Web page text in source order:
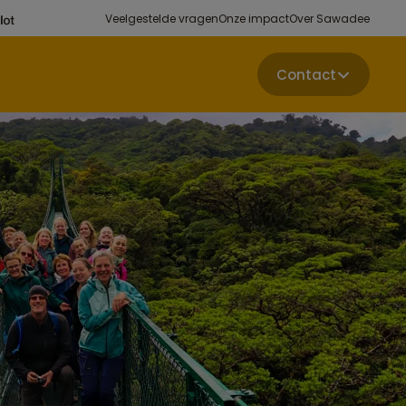
Veelgestelde vragenOnze impactOver Sawadee
Contact